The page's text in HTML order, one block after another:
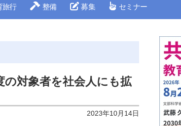
旅行 整備 募集 セミナー
の対象者を社会人にも拡
2023年10月14日